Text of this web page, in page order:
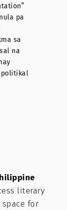
pa
sa
na
politikal
literary
for